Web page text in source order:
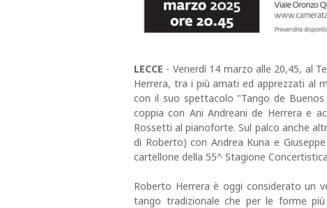
LECCE - Venerdì 14 marzo alle 20,45, al
Herrera, tra i più amati ed apprezzati al
con il suo spettacolo "Tango de
coppia con Ani Andreani de Herrera e
Rossetti al pianoforte. Sul palco anche
di Roberto) con Andrea Kuna e
cartellone della 55^ Stagione
Roberto Herrera è oggi considerato un
tango tradizionale che per le forme